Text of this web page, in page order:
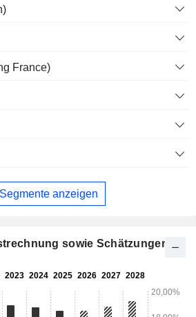
France)
anzeigen
sowie Schätzungen